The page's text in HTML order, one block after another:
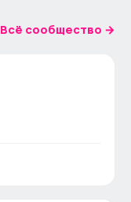
Всё сообщество →